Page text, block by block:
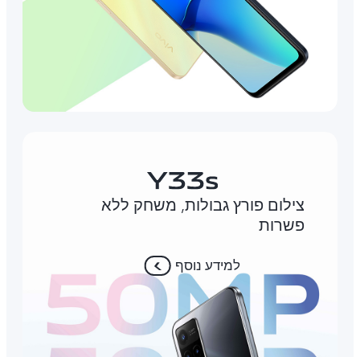
צילום פורץ גבולות, משחק ללא
פשרות
למידע נוסף